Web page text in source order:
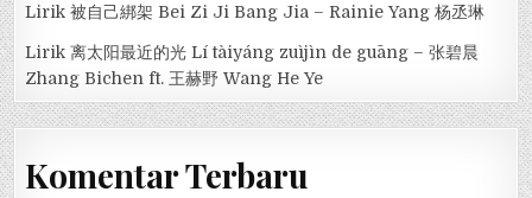
Lirik 被自己綁架 Bei Zi Ji Bang Jia – Rainie Yang 杨丞琳
Lirik 离太阳最近的光 Lí tàiyáng zuìjìn de guāng – 张碧晨
Zhang Bichen ft. 王赫野 Wang He Ye
Komentar Terbaru